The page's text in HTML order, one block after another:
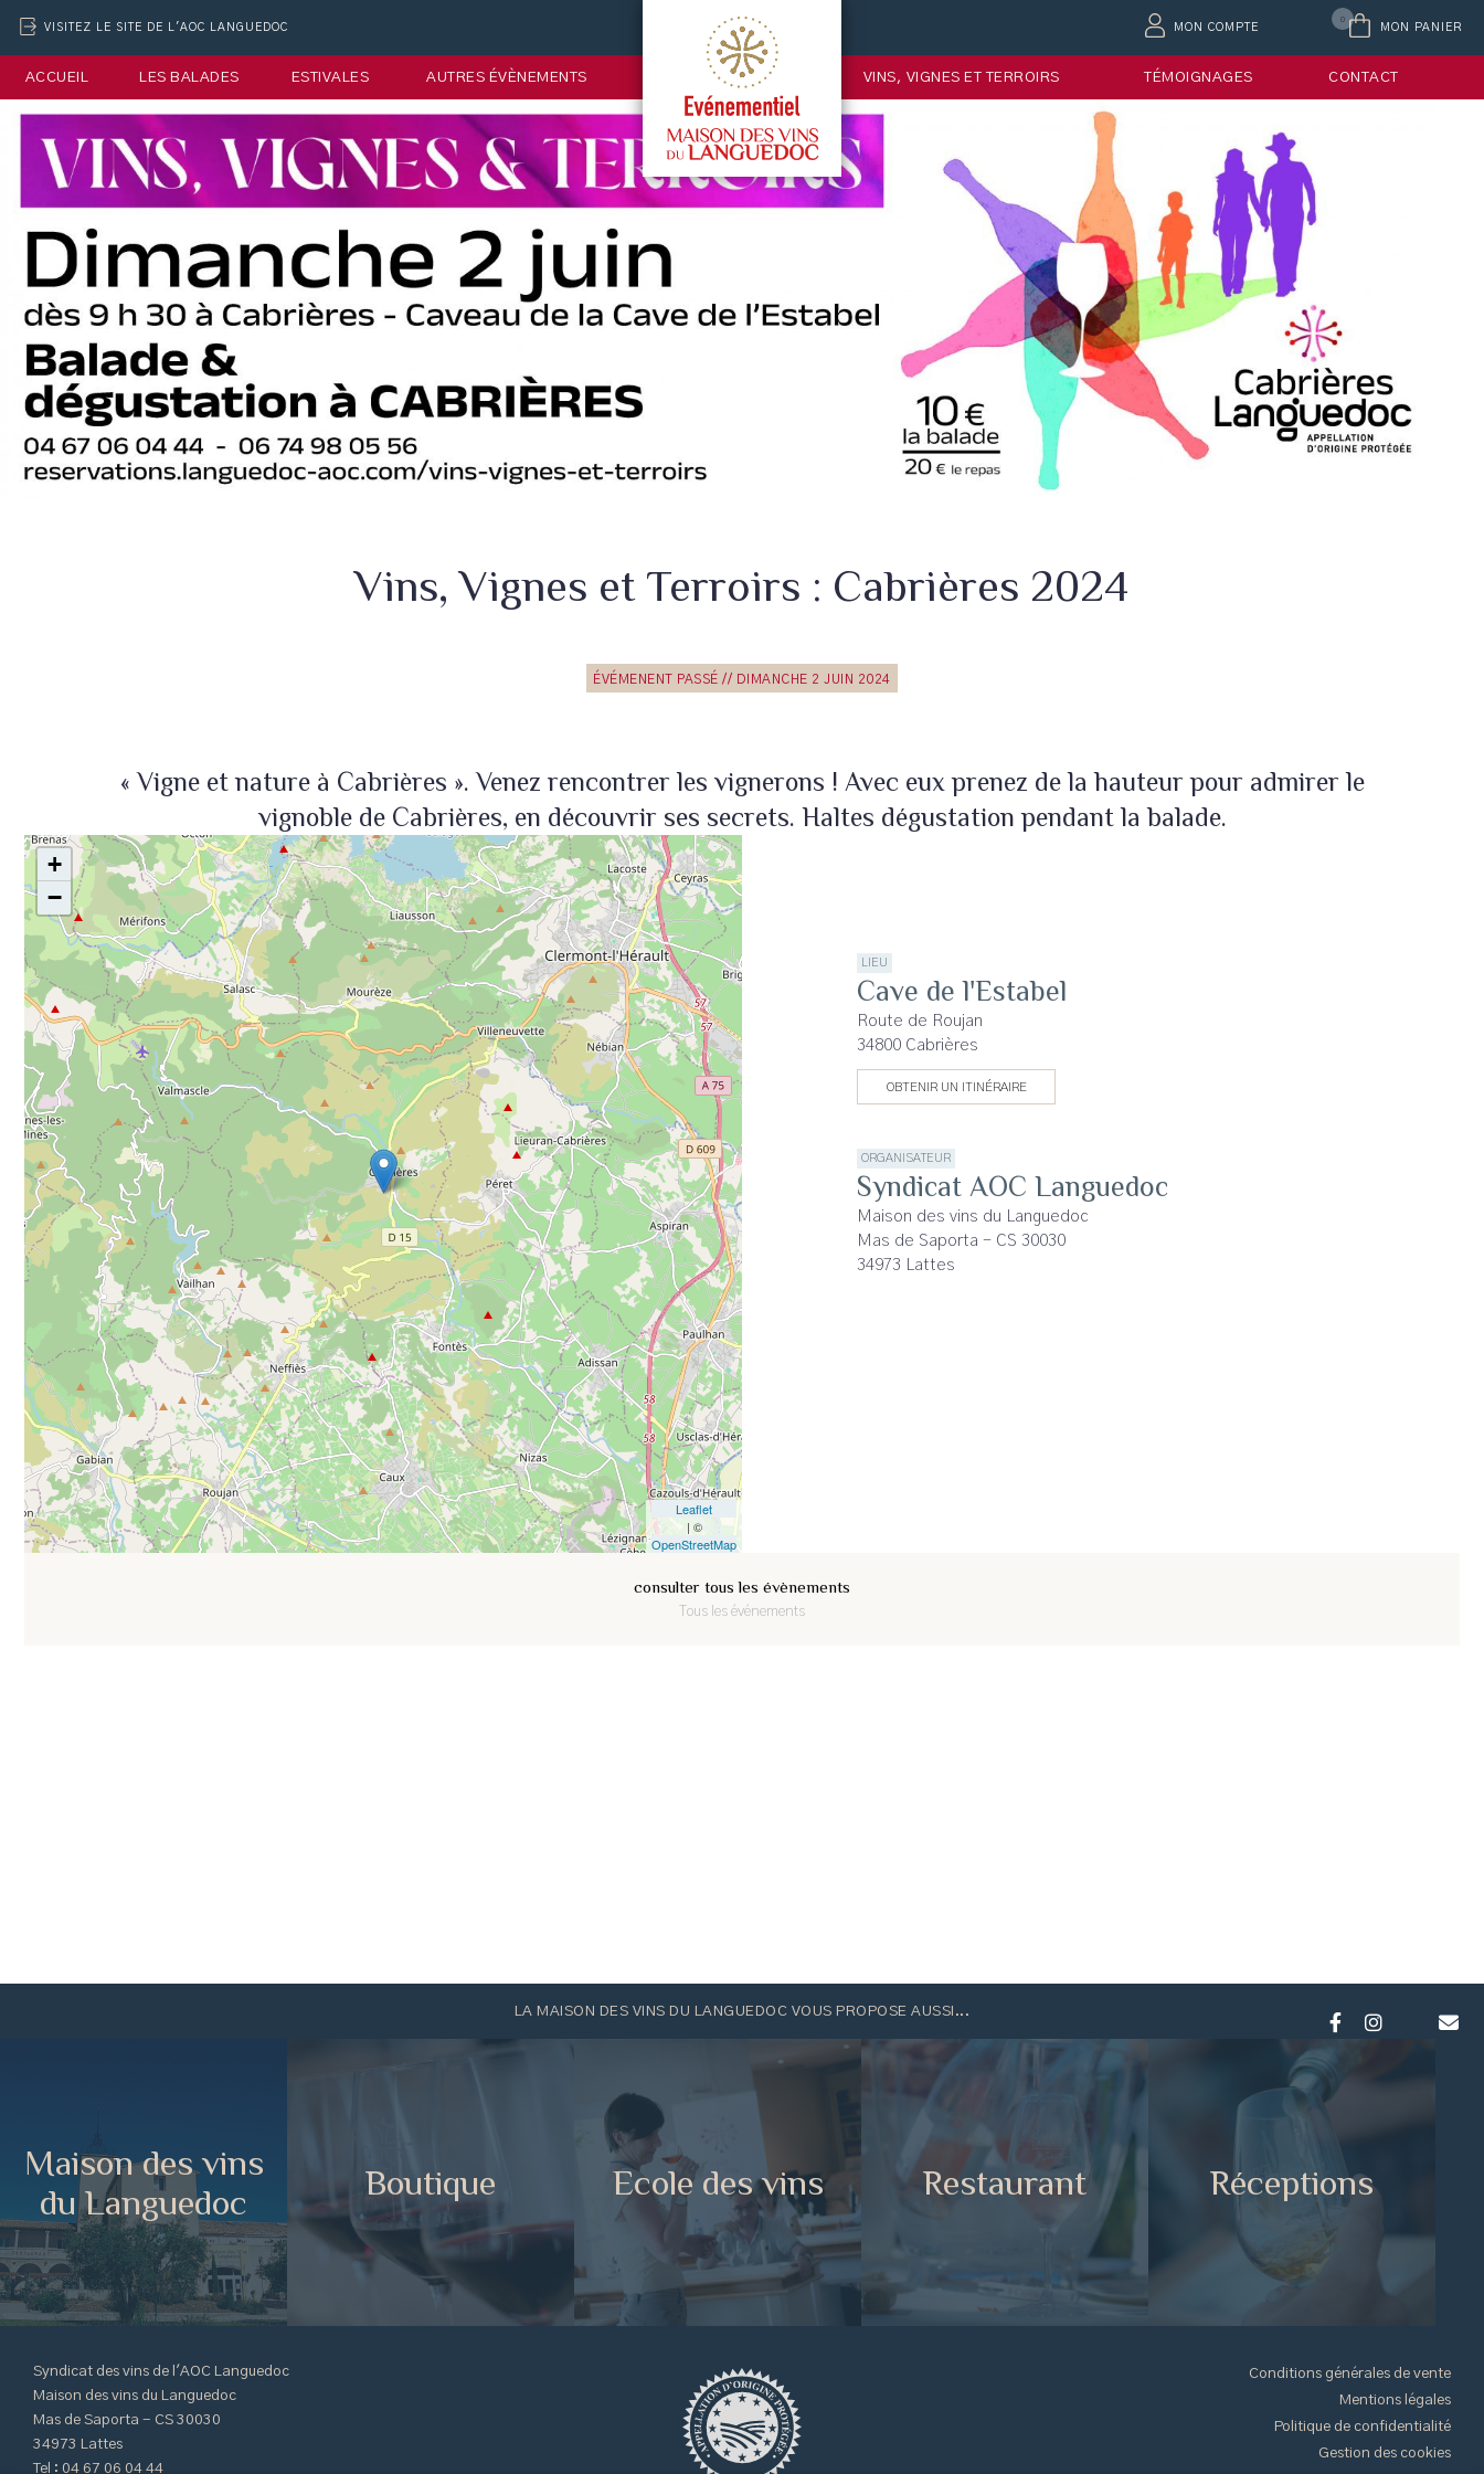
VISITEZ LE SITE DE L'AOC LANGUEDOC MON COMPTE MON PANIER
0
ACCUEIL LES BALADES ESTIVALES AUTRES ÉVÈNEMENTS VINS, VIGNES ET TERROIRS TÉMOIGNAGES CONTACT
Vins, Vignes et Terroirs : Cabrières 2024
ÉVÉMENENT PASSÉ // DIMANCHE 2 JUIN 2024
« Vigne et nature à Cabrières ». Venez rencontrer les vignerons ! Avec eux prenez de la hauteur pour admirer le
vignoble de Cabrières, en découvrir ses secrets. Haltes dégustation pendant la balade.
+
−
Leaflet
| ©
OpenStreetMap
LIEU
Cave de l'Estabel
Route de Roujan
34800 Cabrières
OBTENIR UN ITINÉRAIRE
ORGANISATEUR
Syndicat AOC Languedoc
Maison des vins du Languedoc
Mas de Saporta - CS 30030
34973 Lattes
consulter tous les évènements
Tous les événements
LA MAISON DES VINS DU LANGUEDOC VOUS PROPOSE AUSSI...
Maison des vins
du Languedoc
Boutique Ecole des vins Restaurant Réceptions
Syndicat des vins de l'AOC Languedoc
Maison des vins du Languedoc
Mas de Saporta - CS 30030
34973 Lattes
Tel : 04 67 06 04 44
Conditions générales de vente
Mentions légales
Politique de confidentialité
Gestion des cookies